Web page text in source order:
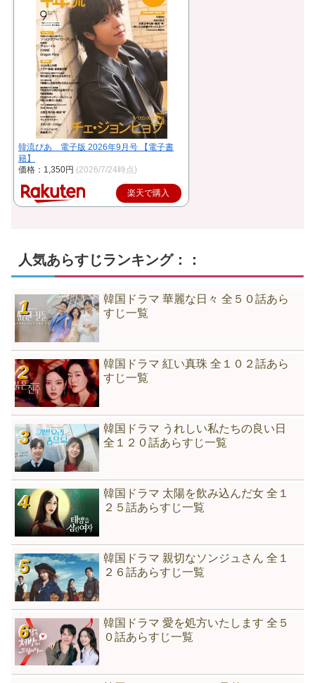
韓流ぴあ 電子版 2026年9月号 【電子書
籍】
価格：1,350円 (2026/7/24時点)
楽天で購入
人気あらすじランキング：：
韓国ドラマ 華麗な日々 全５０話あら
すじ一覧
韓国ドラマ 紅い真珠 全１０２話あら
すじ一覧
韓国ドラマ うれしい私たちの良い日
全１２０話あらすじ一覧
韓国ドラマ 太陽を飲み込んだ女 全１
２５話あらすじ一覧
韓国ドラマ 親切なソンジュさん 全１
２６話あらすじ一覧
韓国ドラマ 愛を処方いたします 全５
０話あらすじ一覧